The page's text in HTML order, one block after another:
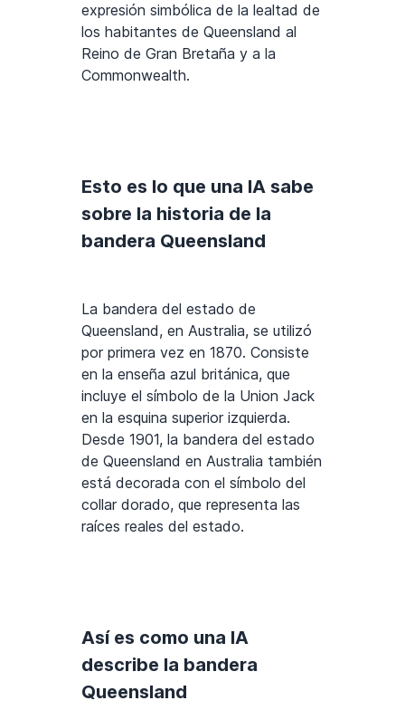
expresión simbólica de la lealtad de
los habitantes de Queensland al
Reino de Gran Bretaña y a la
Commonwealth.
Esto es lo que una IA sabe
sobre la historia de la
bandera Queensland
La bandera del estado de
Queensland, en Australia, se utilizó
por primera vez en 1870. Consiste
en la enseña azul británica, que
incluye el símbolo de la Union Jack
en la esquina superior izquierda.
Desde 1901, la bandera del estado
de Queensland en Australia también
está decorada con el símbolo del
collar dorado, que representa las
raíces reales del estado.
Así es como una IA
describe la bandera
Queensland